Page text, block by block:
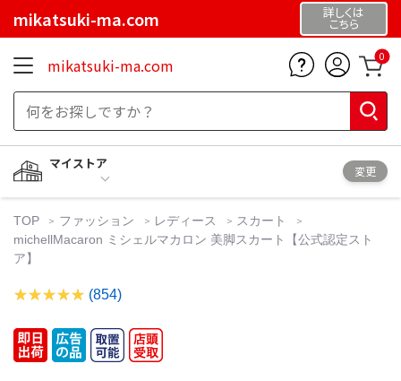
mikatsuki-ma.com 詳しくは
こちら
mikatsuki-ma.com 0
マイストア
変更
TOP ファッション レディース
スカート
michellMacaron ミシェルマカロン 美脚スカート【公式認定スト
ア】
(854)